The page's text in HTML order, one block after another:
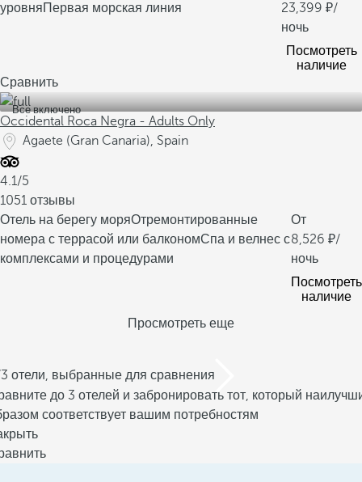
уровняПервая морская линия
23,399
/
ночь
Посмотреть
наличие
Сравнить
Все включено
Occidental Roca Negra - Adults Only
Agaete (Gran Canaria), Spain
4.1/5
1051 отзывы
Отель на берегу моряОтремонтированные
номера с террасой или балкономСпа и велнес с
комплексами и процедурами
От
8,526
/
ночь
Посмотреть
наличие
Просмотреть еще
отели, выбранные для сравнения
до 3 отелей и забронировать тот, который
соответствует вашим потребностям